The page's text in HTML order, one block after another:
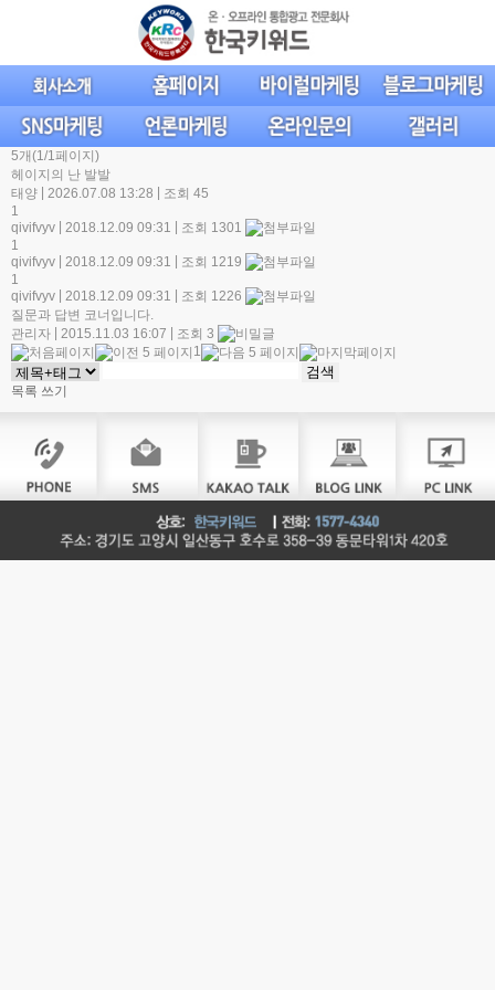
5개(1/1페이지)
헤이지의 난 발발
태양
2026.07.08 13:28
조회 45
1
qivifvyv
2018.12.09 09:31
조회 1301
1
qivifvyv
2018.12.09 09:31
조회 1219
1
qivifvyv
2018.12.09 09:31
조회 1226
질문과 답변 코너입니다.
관리자
2015.11.03 16:07
조회 3
1
목록 쓰기